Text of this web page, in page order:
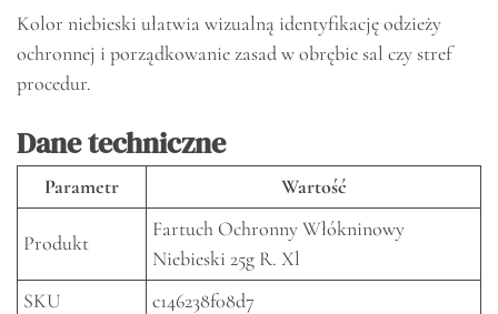
Kolor niebieski ułatwia wizualną identyfikację odzieży
ochronnej i porządkowanie zasad w obrębie sal czy stref
procedur.
Dane techniczne
Parametr Wartość
Produkt
Fartuch Ochronny Włókninowy
Niebieski 25g R. Xl
SKU
c146238f08d7